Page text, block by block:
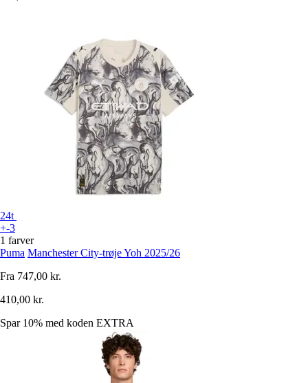
24t
+-3
1 farver
Puma Manchester City-trøje Yoh 2025/26
Fra 747,00 kr.
410,00 kr.
Spar 10% med koden EXTRA